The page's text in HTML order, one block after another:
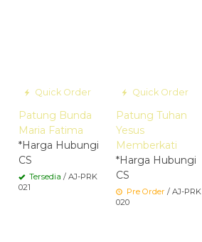
Quick Order
Patung Bunda
Maria Fatima
*Harga Hubungi
CS
Tersedia / AJ-PRK
021
Quick Order
Patung Tuhan
Yesus
Memberkati
*Harga Hubungi
CS
Pre Order / AJ-PRK
020